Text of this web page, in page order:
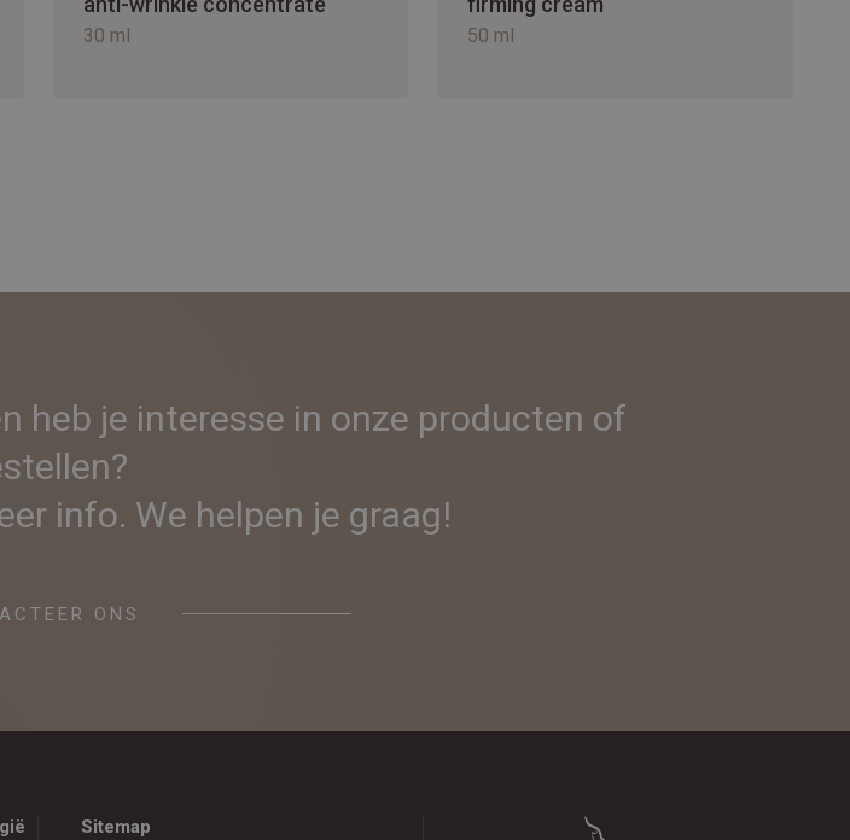
30 ml 50 ml
heb je interesse in onze producten of
info. We helpen je graag!
ONS
Sitemap